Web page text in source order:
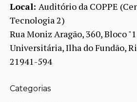
Local: Auditório da COPPE
Tecnologia 2)
Rua Moniz Aragão, 360, Bloco
Universitária, Ilha do Fundão,
21941-594
Categorias